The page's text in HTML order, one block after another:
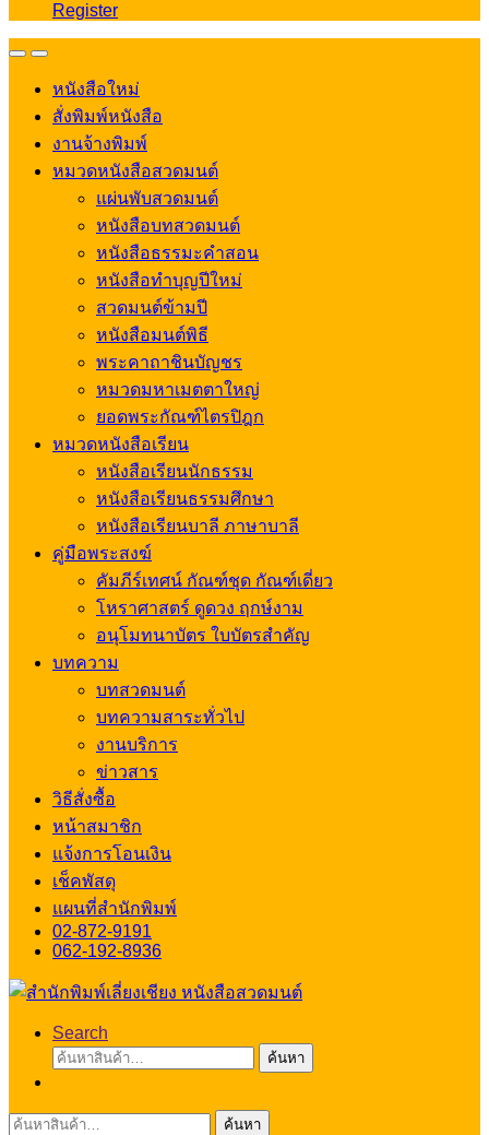
Register
OpenClose
หนังสือใหม่
สั่งพิมพ์หนังสือ
งานจ้างพิมพ์
หมวดหนังสือสวดมนต์
แผ่นพับสวดมนต์
หนังสือบทสวดมนต์
หนังสือธรรมะคำสอน
หนังสือทำบุญปีใหม่
สวดมนต์ข้ามปี
หนังสือมนต์พิธี
พระคาถาชินบัญชร
หมวดมหาเมตตาใหญ่
ยอดพระกัณฑ์ไตรปิฎก
หมวดหนังสือเรียน
หนังสือเรียนนักธรรม
หนังสือเรียนธรรมศึกษา
หนังสือเรียนบาลี ภาษาบาลี
คู่มือพระสงฆ์
คัมภีร์เทศน์ กัณฑ์ชุด กัณฑ์เดี่ยว
โหราศาสตร์ ดูดวง ฤกษ์งาม
อนุโมทนาบัตร ใบบัตรสำคัญ
บทความ
บทสวดมนต์
บทความสาระทั่วไป
งานบริการ
ข่าวสาร
วิธีสั่งซื้อ
หน้าสมาชิก
แจ้งการโอนเงิน
เช็คพัสดุ
แผนที่สำนักพิมพ์
02-872-9191
062-192-8936
Search
ค้นหา:
ค้นหา
ค้นหา: ค้นหา